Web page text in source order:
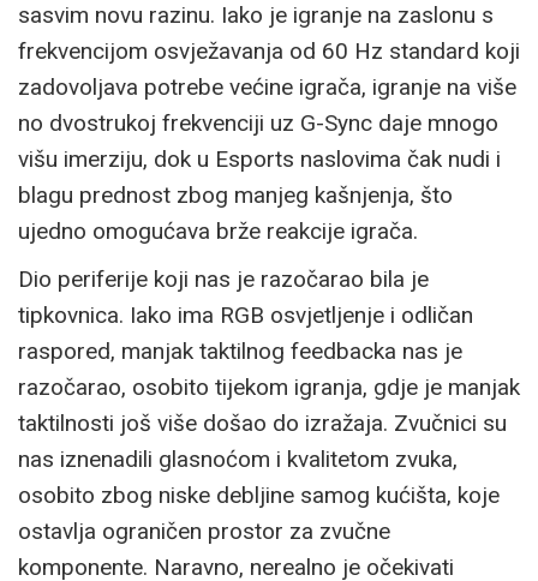
sasvim novu razinu. Iako je igranje na zaslonu s
frekvencijom osvježavanja od 60 Hz standard koji
zadovoljava potrebe većine igrača, igranje na više
no dvostrukoj frekvenciji uz G-Sync daje mnogo
višu imerziju, dok u Esports naslovima čak nudi i
blagu prednost zbog manjeg kašnjenja, što
ujedno omogućava brže reakcije igrača.
Dio periferije koji nas je razočarao bila je
tipkovnica. Iako ima RGB osvjetljenje i odličan
raspored, manjak taktilnog feedbacka nas je
razočarao, osobito tijekom igranja, gdje je manjak
taktilnosti još više došao do izražaja. Zvučnici su
nas iznenadili glasnoćom i kvalitetom zvuka,
osobito zbog niske debljine samog kućišta, koje
ostavlja ograničen prostor za zvučne
komponente. Naravno, nerealno je očekivati